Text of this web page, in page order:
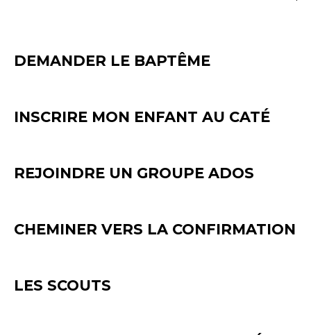
DEMANDER LE BAPTÊME
INSCRIRE MON ENFANT AU CATÉ
REJOINDRE UN GROUPE ADOS
CHEMINER VERS LA CONFIRMATION
LES SCOUTS